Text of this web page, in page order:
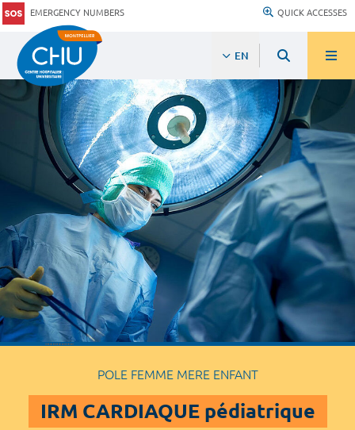
EMERGENCY NUMBERS QUICK ACCESSES
EN
POLE FEMME MERE ENFANT
IRM CARDIAQUE pédiatrique